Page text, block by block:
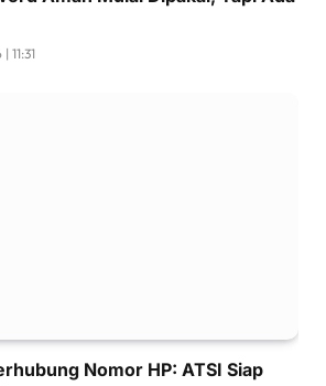
11:31
Nomor HP: ATSI Siap